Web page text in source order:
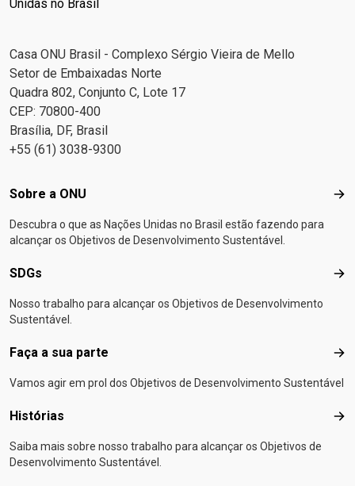
Unidas no Brasil
Casa ONU Brasil - Complexo Sérgio Vieira de Mello
Setor de Embaixadas Norte
Quadra 802, Conjunto C, Lote 17
CEP: 70800-400
Brasília, DF, Brasil
+55 (61) 3038-9300
Footer menu
Sobre a ONU
Descubra o que as Nações Unidas no Brasil estão fazendo para
alcançar os Objetivos de Desenvolvimento Sustentável.
SDGs
Nosso trabalho para alcançar os Objetivos de Desenvolvimento
Sustentável.
Faça a sua parte
Vamos agir em prol dos Objetivos de Desenvolvimento Sustentável
Histórias
Saiba mais sobre nosso trabalho para alcançar os Objetivos de
Desenvolvimento Sustentável.